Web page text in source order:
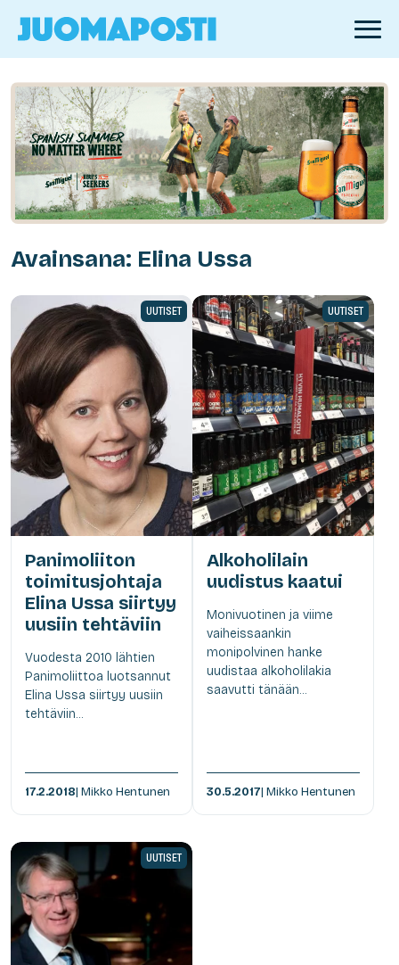
Avainsana: Elina Ussa
UUTISET
Panimoliiton
toimitusjohtaja
Elina Ussa siirtyy
uusiin tehtäviin
Vuodesta 2010 lähtien
Panimoliittoa luotsannut
Elina Ussa siirtyy uusiin
tehtäviin...
17.2.2018| Mikko Hentunen
UUTISET
Alkoholilain
uudistus kaatui
Monivuotinen ja viime
vaiheissaankin
monipolvinen hanke
uudistaa alkoholilakia
saavutti tänään...
30.5.2017| Mikko Hentunen
UUTISET